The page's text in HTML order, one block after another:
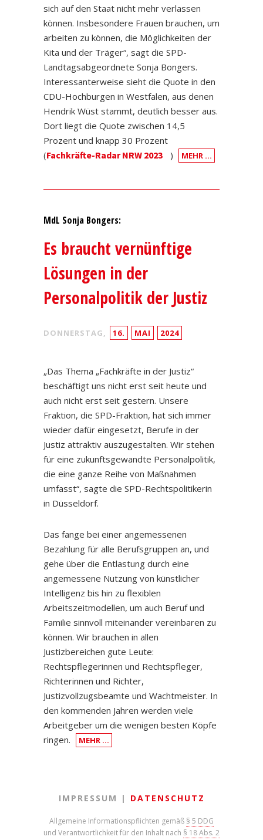
sich auf den Staat nicht mehr verlassen
können. Insbesondere Frauen brauchen, um
arbeiten zu können, die Möglichkeiten der
Kita und der Träger“, sagt die SPD-
Landtagsabgeordnete Sonja Bongers.
Interessanterweise sieht die Quote in den
CDU-Hochburgen in Westfalen, aus denen
Hendrik Wüst stammt, deutlich besser aus.
Dort liegt die Quote zwischen 14,5
Prozent und knapp 30 Prozent
(Fachkräfte-Radar NRW 2023 ) MEHR …
MdL Sonja Bongers:
Es braucht vernünftige
Lösungen in der
Personalpolitik der Justiz
DONNERSTAG, 16. MAI 2024
„Das Thema „Fachkräfte in der Justiz“
beschäftigt uns nicht erst seit heute und
auch nicht erst seit gestern. Unsere
Fraktion, die SPD-Fraktion, hat sich immer
wieder dafür eingesetzt, Berufe in der
Justiz attraktiv auszugestalten. Wir stehen
für eine zukunftsgewandte Personalpolitik,
die eine ganze Reihe von Maßnahmen
umfasst“, sagte die SPD-Rechtspolitikerin
in Düsseldorf.
Das fange bei einer angemessenen
Bezahlung für alle Berufsgruppen an, und
gehe über die Entlastung durch eine
angemessene Nutzung von künstlicher
Intelligenz bis hin zu flexiblen
Arbeitszeitmodellen, um auch Beruf und
Familie sinnvoll miteinander vereinbaren zu
können. Wir brauchen in allen
Justizbereichen gute Leute:
Rechtspflegerinnen und Rechtspfleger,
Richterinnen und Richter,
Justizvollzugsbeamte und Wachtmeister. In
den kommenden Jahren werden viele
Arbeitgeber um die wenigen besten Köpfe
ringen.
MEHR …
IMPRESSUM | DATENSCHUTZ
Allgemeine Informationspflichten gemäß § 5 DDG
und Verantwortlichkeit für den Inhalt nach § 18 Abs. 2